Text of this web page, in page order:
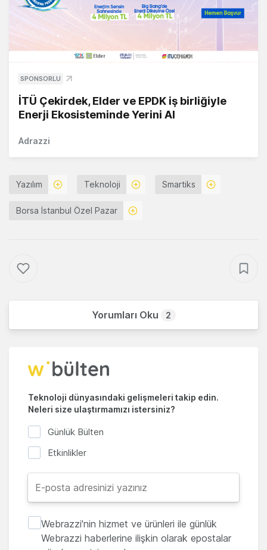
SPONSORLU
İTÜ Çekirdek, Elder ve EPDK iş birliğiyle
Enerji Ekosisteminde Yerini Al
Adrazzi
Yazılım Teknoloji Smartiks
Borsa İstanbul Özel Pazar
Yorumları Oku 2
Teknoloji dünyasındaki gelişmeleri takip edin.
Neleri size ulaştırmamızı istersiniz?
Günlük Bülten
Etkinlikler
Webrazzi'nin hizmet ve ürünleri ile günlük
Webrazzi haberlerine ilişkin olarak epostalar